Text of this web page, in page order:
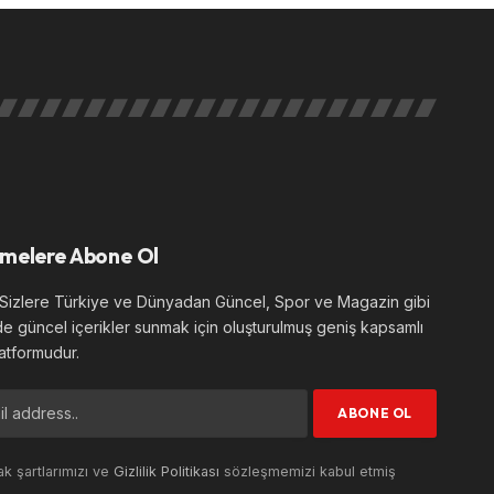
Abone Ol
Türkiye ve Dünyadan Güncel, Spor ve Magazin gibi
güncel içerikler sunmak için oluşturulmuş geniş kapsamlı
şartlarımızı ve Gizlilik Politikası sözleşmemizi kabul etmiş